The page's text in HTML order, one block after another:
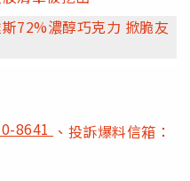
72%濃醇巧克力 掀脆友
8641 、投訴爆料信箱：